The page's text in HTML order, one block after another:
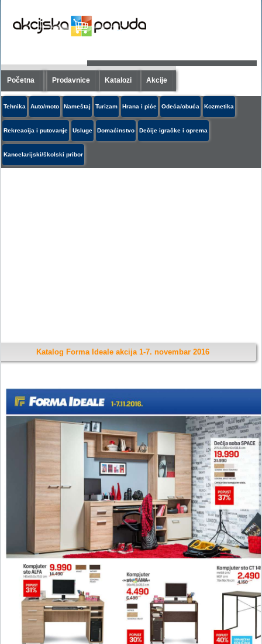
Početna Prodavnice Katalozi Akcije
Tehnika Auto/moto Nameštaj Turizam Hrana i piće Odeća/obuća Kozmetika
Rekreacija i putovanje Usluge Domaćinstvo Dečije igračke i oprema
Kancelarijski/školski pribor
Katalog Forma Ideale akcija 1-7. novembar 2016